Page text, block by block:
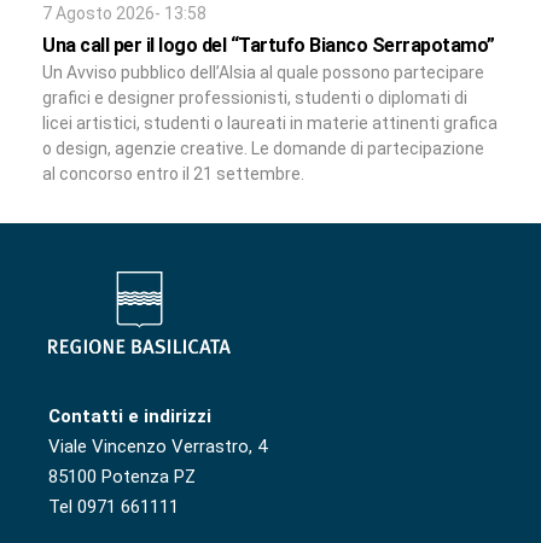
7 Agosto 2026- 13:58
Una call per il logo del “Tartufo Bianco Serrapotamo”
Un Avviso pubblico dell’Alsia al quale possono partecipare
grafici e designer professionisti, studenti o diplomati di
licei artistici, studenti o laureati in materie attinenti grafica
o design, agenzie creative. Le domande di partecipazione
al concorso entro il 21 settembre.
Contatti e indirizzi
Viale Vincenzo Verrastro, 4
85100 Potenza PZ
Tel 0971 661111